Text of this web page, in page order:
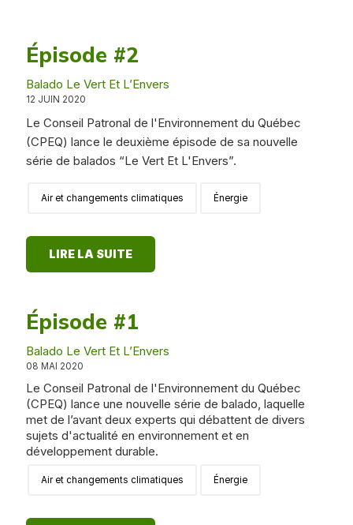
Épisode #2
Balado Le Vert Et L’Envers
12 JUIN 2020
Le Conseil Patronal de l'Environnement du Québec
(CPEQ) lance le deuxième épisode de sa nouvelle
série de balados “Le Vert Et L'Envers”.
Air et changements climatiques Énergie
LIRE LA SUITE
Épisode #1
Balado Le Vert Et L’Envers
08 MAI 2020
Le Conseil Patronal de l'Environnement du Québec
(CPEQ) lance une nouvelle série de balado, laquelle
met de l’avant deux experts qui débattent de divers
sujets d'actualité en environnement et en
développement durable.
Air et changements climatiques Énergie